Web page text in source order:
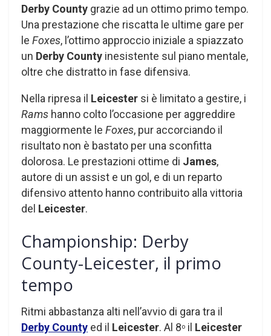
Derby County grazie ad un ottimo primo tempo.
Una prestazione che riscatta le ultime gare per
le Foxes, l’ottimo approccio iniziale a spiazzato
un Derby County inesistente sul piano mentale,
oltre che distratto in fase difensiva.
Nella ripresa il Leicester si è limitato a gestire, i
Rams hanno colto l’occasione per aggreddire
maggiormente le Foxes, pur accorciando il
risultato non è bastato per una sconfitta
dolorosa. Le prestazioni ottime di James,
autore di un assist e un gol, e di un reparto
difensivo attento hanno contribuito alla vittoria
del Leicester.
Championship: Derby
County-Leicester, il primo
tempo
Ritmi abbastanza alti nell’avvio di gara tra il
Derby County ed il Leicester. Al 8o il Leicester